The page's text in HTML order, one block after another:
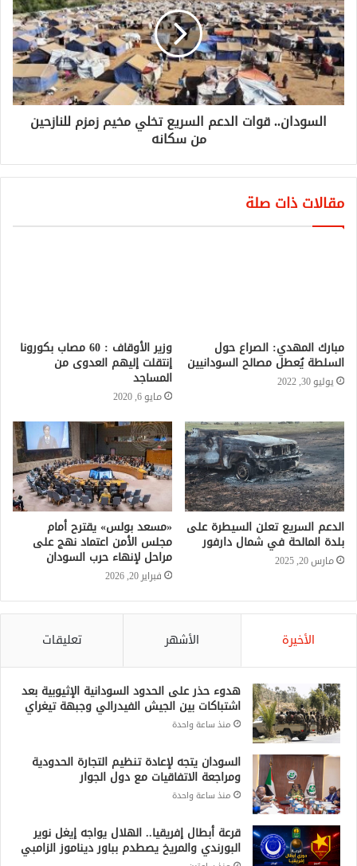
السودان.. قوات الدعم السريع تخلي مخيم زمزم للنازحين
من سكانه‎
مقالات ذات صلة
الدعم السريع تعلن السيطرة على
بلدة المالحة في شمال دارفور
مارس 20, 2025
«مسعد بولس» يقترح أمام
مجلس الأمن اعتماد نهج على
مراحل لإنهاء حرب السودان
فبراير 20, 2026
الأخيرة الأشهر تعليقات
هدوء حذر على الحدود السودانية الإثيوبية بعد
اشتباكات بين الجيش الفيدرالي وجبهة تيغراي
السودان يتجه لإعادة تنظيم التجارة الحدودية
ومراجعة الاتفاقيات مع دول الجوار
منذ ساعة واحدة
قرعة أبطال إفريقيا.. الهلال يواجه إيغل نوير
البورندي والمريخ يصطدم بباور ديناموز الزامبي
منذ ساعتين
قرعة الكونفدرالية.. هلال الساحل يصطدم
بولوالو الإثيوبي وأهلي مدني في مواجهة